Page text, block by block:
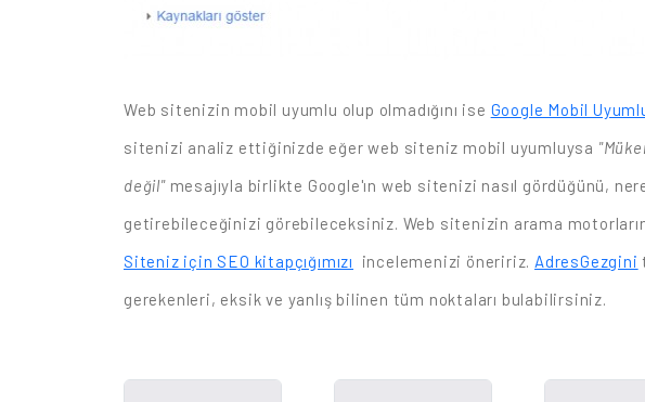
Web sitenizin mobil uyumlu olup olmadığını ise Google Mobil
sitenizi analiz ettiğinizde eğer web siteniz mobil uyumluysa
değil"mesajıyla birlikte Google'ın web sitenizi nasıl gördüğünü,
getirebileceğinizi görebileceksiniz. Web sitenizin arama
Siteniz için SEO kitapçığımızı
incelemenizi öneririz. AdresGezgini
gerekenleri, eksik ve yanlış bilinen tüm noktaları bulabilirsiniz.